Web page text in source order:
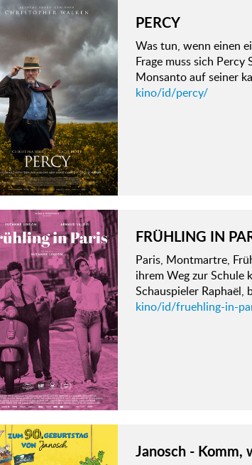
PERCY
Was tun, wenn einen
Frage muss sich
Monsanto auf seiner
kino/id/percy/
FRÜHLING IN
Paris, Montmartre,
ihrem Weg zur Schule
Schauspieler Raphaël,
kino/id/fruehling-in-
Janosch - Komm,